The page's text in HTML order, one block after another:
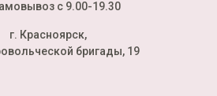
с 9.00-19.30
г. Красноярск,
бригады, 19